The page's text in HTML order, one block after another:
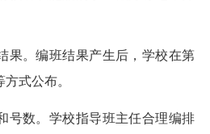
。编班结果产生后，学校在第
式公布。
数。学校指导班主任合理编排